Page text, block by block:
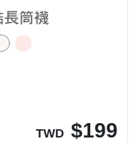
TWD $199